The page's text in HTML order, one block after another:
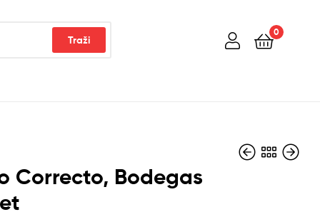
Traži
0
Correcto, Bodegas